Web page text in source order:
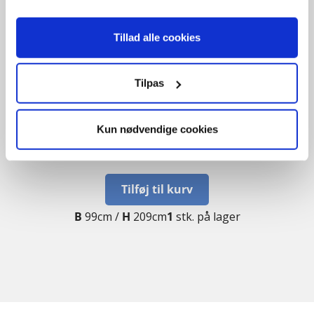
Tillad alle cookies
Tilpas
Kun nødvendige cookies
GENBRUG
Indvending dør
kr.1.200,00
Tilføj til kurv
B 99cm / H 209cm1 stk. på lager